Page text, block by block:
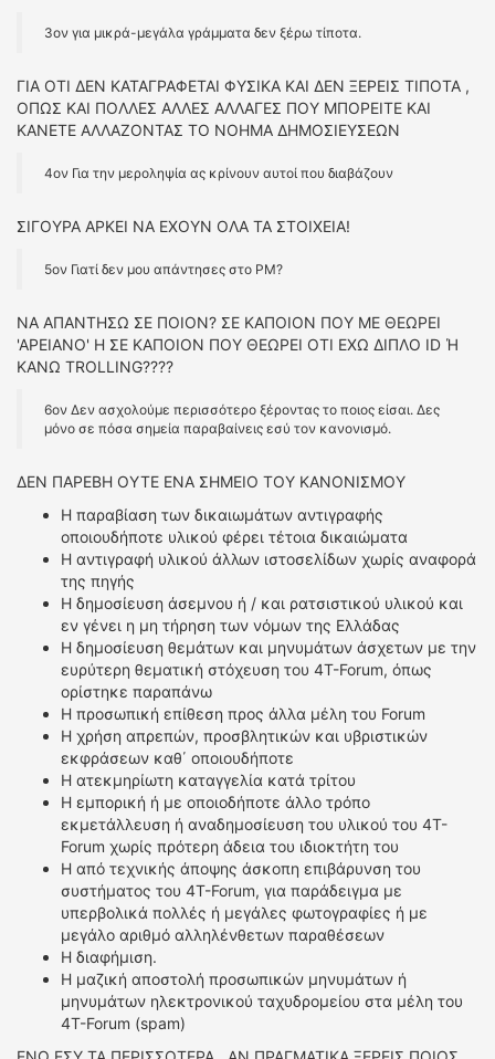
3ον για μικρά-μεγάλα γράμματα δεν ξέρω τίποτα.
ΓΙΑ ΟΤΙ ΔΕΝ ΚΑΤΑΓΡΑΦΕΤΑΙ ΦΥΣΙΚΑ ΚΑΙ ΔΕΝ ΞΕΡΕΙΣ ΤΙΠΟΤΑ ,
ΟΠΩΣ ΚΑΙ ΠΟΛΛΕΣ ΑΛΛΕΣ ΑΛΛΑΓΕΣ ΠΟΥ ΜΠΟΡΕΙΤΕ ΚΑΙ
ΚΑΝΕΤΕ ΑΛΛΑΖΟΝΤΑΣ ΤΟ ΝΟΗΜΑ ΔΗΜΟΣΙΕΥΣΕΩΝ
4ον Για την μεροληψία ας κρίνουν αυτοί που διαβάζουν
ΣΙΓΟΥΡΑ ΑΡΚΕΙ ΝΑ ΕΧΟΥΝ ΟΛΑ ΤΑ ΣΤΟΙΧΕΙΑ!
5ον Γιατί δεν μου απάντησες στο PM?
ΝΑ ΑΠΑΝΤΗΣΩ ΣΕ ΠΟΙΟΝ? ΣΕ ΚΑΠΟΙΟΝ ΠΟΥ ΜΕ ΘΕΩΡΕΙ
'ΑΡΕΙΑΝΟ' Η ΣΕ ΚΑΠΟΙΟΝ ΠΟΥ ΘΕΩΡΕΙ ΟΤΙ ΕΧΩ ΔΙΠΛΟ ID Ή
ΚΑΝΩ TROLLING????
6ον Δεν ασχολούμε περισσότερο ξέροντας το ποιος είσαι. Δες
μόνο σε πόσα σημεία παραβαίνεις εσύ τον κανονισμό.
ΔΕΝ ΠΑΡΕΒΗ ΟΥΤΕ ΕΝΑ ΣΗΜΕΙΟ ΤΟΥ ΚΑΝΟΝΙΣΜΟΥ
Η παραβίαση των δικαιωμάτων αντιγραφής
οποιουδήποτε υλικού φέρει τέτοια δικαιώματα
H αντιγραφή υλικού άλλων ιστοσελίδων χωρίς αναφορά
της πηγής
Η δημοσίευση άσεμνου ή / και ρατσιστικού υλικού και
εν γένει η μη τήρηση των νόμων της Ελλάδας
Η δημοσίευση θεμάτων και μηνυμάτων άσχετων με την
ευρύτερη θεματική στόχευση του 4T-Forum, όπως
ορίστηκε παραπάνω
Η προσωπική επίθεση προς άλλα μέλη του Forum
Η χρήση απρεπών, προσβλητικών και υβριστικών
εκφράσεων καθ΄ οποιουδήποτε
Η ατεκμηρίωτη καταγγελία κατά τρίτου
Η εμπορική ή με οποιοδήποτε άλλο τρόπο
εκμετάλλευση ή αναδημοσίευση του υλικού του 4T-
Forum χωρίς πρότερη άδεια του ιδιοκτήτη του
Η από τεχνικής άποψης άσκοπη επιβάρυνση του
συστήματος του 4Τ-Forum, για παράδειγμα με
υπερβολικά πολλές ή μεγάλες φωτογραφίες ή με
μεγάλο αριθμό αλληλένθετων παραθέσεων
Η διαφήμιση.
Η μαζική αποστολή προσωπικών μηνυμάτων ή
μηνυμάτων ηλεκτρονικού ταχυδρομείου στα μέλη του
4T-Forum (spam)